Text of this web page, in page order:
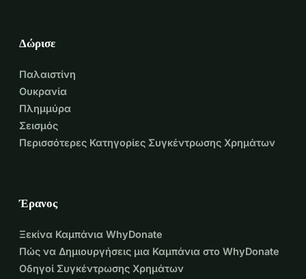
Δώρισε
Παλαιστίνη
Ουκρανία
Πλημμύρα
Σεισμός
Περισσότερες Κατηγορίες Συγκέντρωσης Χρημάτων
Έρανος
Ξεκίνα Καμπάνια WhyDonate
Πώς να Δημιουργήσεις μια Καμπάνια στο WhyDonate
Οδηγοί Συγκέντρωσης Χρημάτων